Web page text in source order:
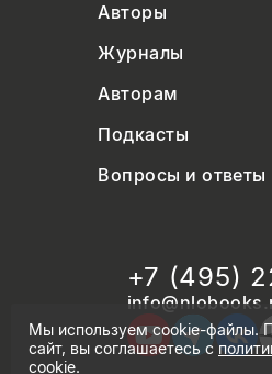
Авторы
Журналы
Авторам
Подкасты
Вопросы и ответы
+7 (495)
Мы используем cookie-файлы.
сайт, вы соглашаетесь с
cookie.